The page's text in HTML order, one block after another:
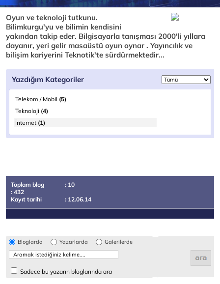
Oyun ve teknoloji tutkunu.
Bilimkurgu'yu ve bilimin kendisini
yakından takip eder. Bilgisayarla tanışması 2000'li yıllara
dayanır, yeri gelir masaüstü oyun oynar . Yayıncılık ve
bilişim kariyerini Teknotik'te sürdürmektedir...
Yazdığım Kategoriler
Telekom / Mobil (5)
Teknoloji (4)
İnternet (1)
Toplam blog
: 10
: 432
Kayıt tarihi
: 12.06.14
Bloglarda Yazarlarda Galerilerde
Sadece bu yazarın bloglarında ara